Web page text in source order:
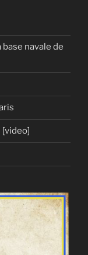
navale de
[video]